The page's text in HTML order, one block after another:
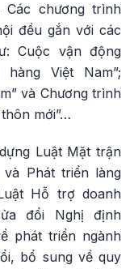
Các chương trình
đều gắn với các
Cuộc vận động
Việt Nam”;
và Chương trình
mới”…
Luật Mặt trận
Phát triển làng
Hỗ trợ doanh
đổi Nghị định
phát triển ngành
bổ sung về quy